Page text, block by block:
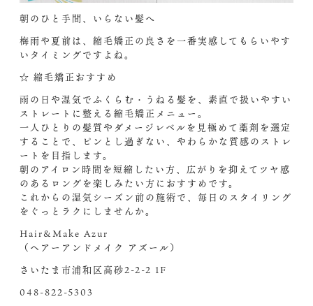
朝のひと手間、いらない髪へ
梅雨や夏前は、縮毛矯正の良さを一番実感してもらいやす
いタイミングですよね。
☆ 縮毛矯正おすすめ
雨の日や湿気でふくらむ・うねる髪を、素直で扱いやすい
ストレートに整える縮毛矯正メニュー。
一人ひとりの髪質やダメージレベルを見極めて薬剤を選定
することで、ピンとし過ぎない、やわらかな質感のストレ
ートを目指します。
朝のアイロン時間を短縮したい方、広がりを抑えてツヤ感
のあるロングを楽しみたい方におすすめです。
これからの湿気シーズン前の施術で、毎日のスタイリング
をぐっとラクにしませんか。
Hair&Make Azur
（ヘアーアンドメイク アズール）
さいたま市浦和区高砂2-2-2 1F
048-822-5303